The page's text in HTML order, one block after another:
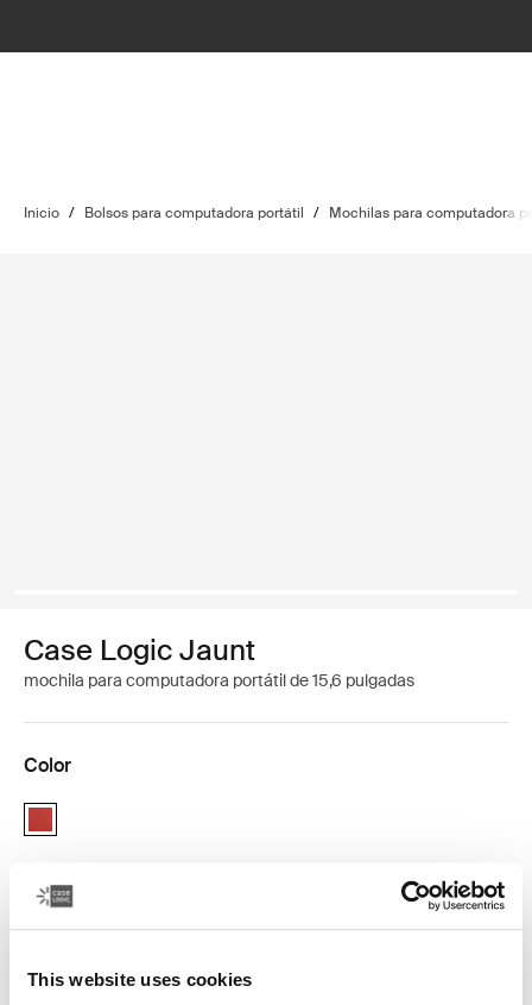
This website uses cookies
Inicio / Bolsos para computadora portátil / Mochilas para computadora
Case Logic Jaunt
mochila para computadora portátil de 15,6 pulgadas
Color
Case Logic Jaunt Backpack Brick (selected)